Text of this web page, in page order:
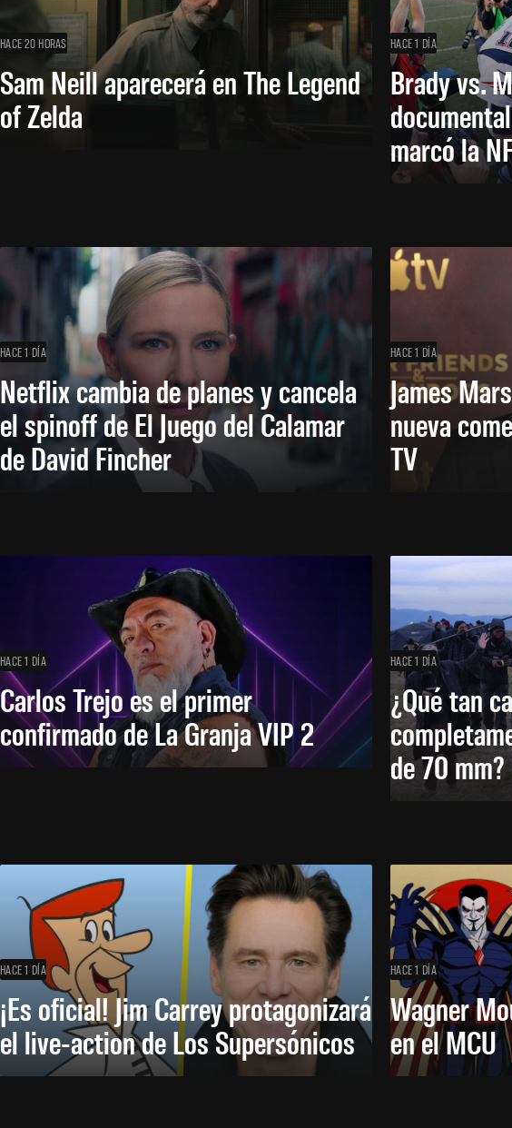
HACE 20 HORAS
Sam Neill aparecerá en The Legend
of Zelda
HACE 1 DÍA
Brady vs.
marcó la
HACE 1 DÍA
Netflix cambia de planes y cancela
el spinoff de El Juego del Calamar
de David Fincher
HACE 1 DÍA
James
nueva
TV
HACE 1 DÍA
Carlos Trejo es el primer
confirmado de La Granja VIP 2
HACE 1 DÍA
¿Qué tan
de 70 mm?
HACE 1 DÍA
¡Es oficial! Jim Carrey protagonizará
el live-action de Los Supersónicos
HACE 1 DÍA
Wagner
en el MCU